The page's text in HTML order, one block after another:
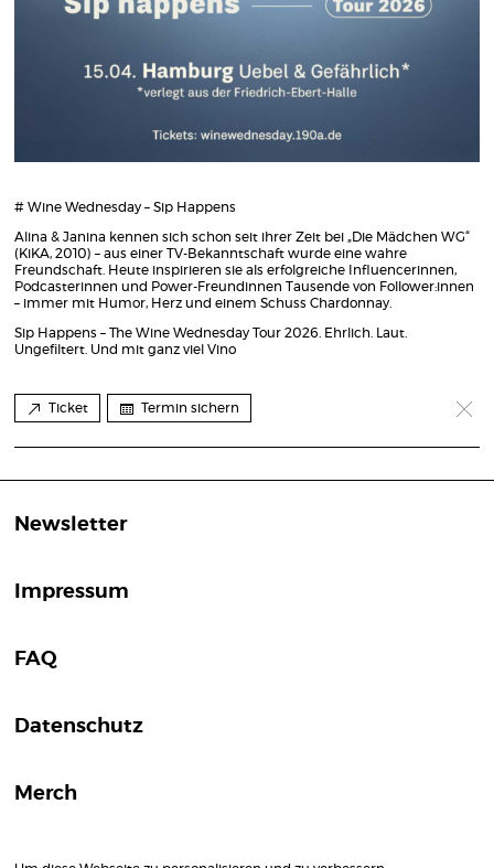
# Wine Wednesday – Sip Happens
Alina & Janina kennen sich schon seit ihrer Zeit bei „Die Mädchen WG“
(KiKA, 2010) – aus einer TV-Bekanntschaft wurde eine wahre
Freundschaft. Heute inspirieren sie als erfolgreiche Influencerinnen,
Podcasterinnen und Power-Freundinnen Tausende von Follower:innen
– immer mit Humor, Herz und einem Schuss Chardonnay.
Sip Happens – The Wine Wednesday Tour 2026. Ehrlich. Laut.
Ungefiltert. Und mit ganz viel Vino
Ticket Termin sichern
Newsletter
Impressum
FAQ
Datenschutz
Merch